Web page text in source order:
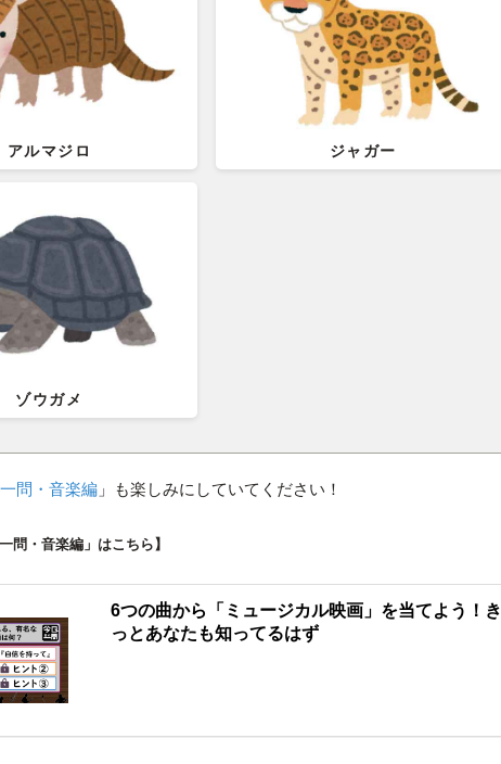
アルマジロ ジャガー
ゾウガメ
問・音楽編 」も楽しみにしていてください！
問・音楽編」はこちら】
6つの曲から「ミュージカル映画」を当てよう！き
っとあなたも知ってるはず